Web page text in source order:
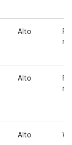
Alto
Alto
Alto